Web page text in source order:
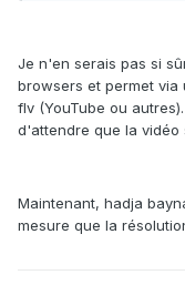
Je n'en serais pas si
browsers et permet
flv (YouTube ou
d'attendre que la vidéo
Maintenant, hadja
mesure que la